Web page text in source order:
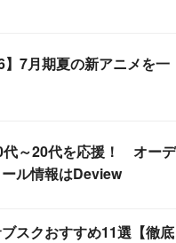
】7月期夏の新アニメを一
代～20代を応援！ オーデ
ル情報はDeview
スクおすすめ11選【徹底